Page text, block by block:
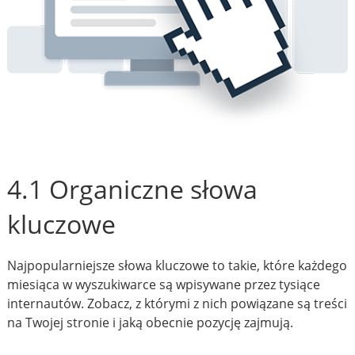
4.1 Organiczne słowa
kluczowe
Najpopularniejsze słowa kluczowe to takie, które każdego
miesiąca w wyszukiwarce są wpisywane przez tysiące
internautów. Zobacz, z którymi z nich powiązane są treści
na Twojej stronie i jaką obecnie pozycję zajmują.